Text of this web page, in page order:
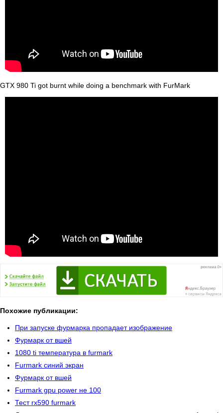
GTX 980 Ti got burnt while doing a benchmark with FurMark
Похожие публикации:
При запуске фурмарка пропадает изображение
Фурмарк от вшей
1080 ti температура в furmark
Furmark синий экран
Фурмарк от вшей
Furmark gpu power не 100
Тест rx590 furmark